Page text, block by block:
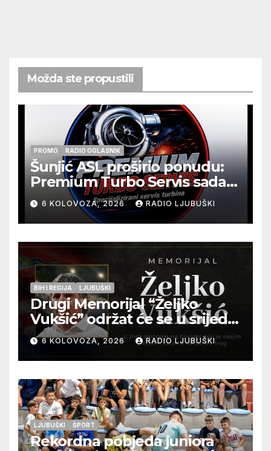
Možda ste propustili
PROMO RADIO OGLASNIK
Šunjić ASL proširio ponudu:
Premium Turbo Servis sada
na jednoj adresi u Ljubuškom
6 KOLOVOZA, 2026 RADIO LJUBUŠKI
BIH I REGIJA LJUBUŠKI
Drugi Memorijal “Željko
Vukšić” održat će se u srijedu
12. kolovoza u Otoku
6 KOLOVOZA, 2026 RADIO LJUBUŠKI
LJUBUŠKI ŠPORT
Rekordna pobjeda juniora